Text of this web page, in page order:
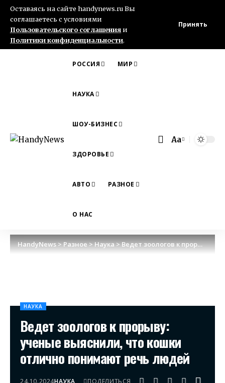
Оставаясь на сайте handynews.ru Вы
соглашаетесь с условиями
Пользовательского соглашенияи
Политики конфиденциальности.
Принять
РОССИЯ МИР
НАУКА
ШОУ-БИЗНЕС
ЗДОРОВЬЕ
АВТО РАЗНОЕ
О НАС
Font
Aa
HandyNews>Разное>Наука>Ведет зоологов к прорыву: ученые выяснили, что кошки отлично понимают речь людей
НАУКА
Ведет зоологов к прорыву:
ученые выяснили, что кошки
отлично понимают речь людей
24.10.2024НАУКА ПОДЕЛИТЬСЯ